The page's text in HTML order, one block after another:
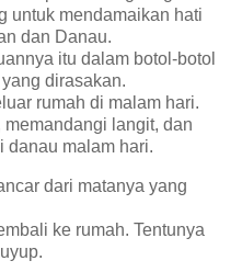
untuk mendamaikan hati
dan Danau.
itu dalam botol-botol
dirasakan.
rumah di malam hari.
langit, dan
danau malam hari.
dari matanya yang
ke rumah. Tentunya